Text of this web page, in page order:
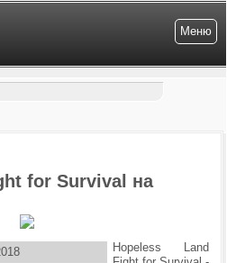
Меню
for Survival на
Hopeless Land